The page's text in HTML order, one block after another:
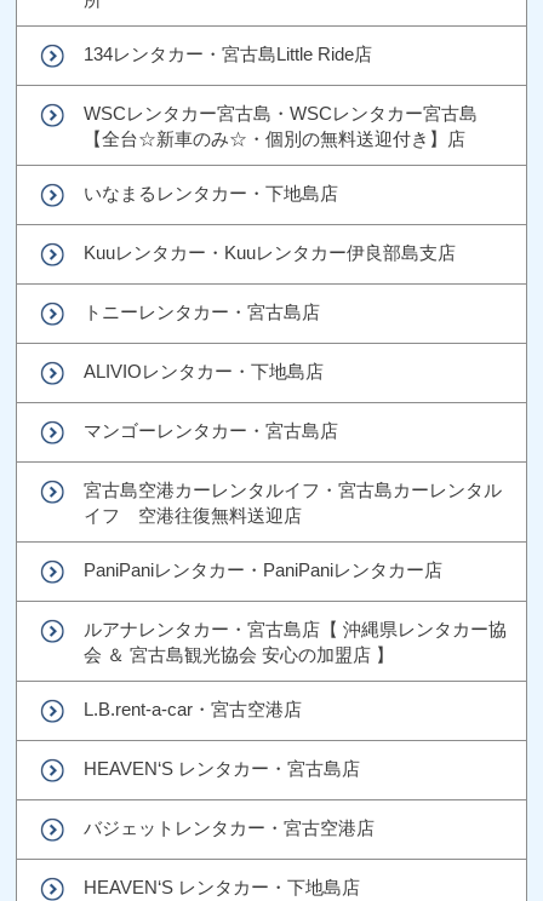
134レンタカー・宮古島Little Ride店
WSCレンタカー宮古島・WSCレンタカー宮古島
【全台☆新車のみ☆・個別の無料送迎付き】店
いなまるレンタカー・下地島店
Kuuレンタカー・Kuuレンタカー伊良部島支店
トニーレンタカー・宮古島店
ALIVIOレンタカー・下地島店
マンゴーレンタカー・宮古島店
宮古島空港カーレンタルイフ・宮古島カーレンタル
イフ 空港往復無料送迎店
PaniPaniレンタカー・PaniPaniレンタカー店
ルアナレンタカー・宮古島店【 沖縄県レンタカー協
会 ＆ 宮古島観光協会 安心の加盟店 】
L.B.rent-a-car・宮古空港店
HEAVEN‘S レンタカー・宮古島店
バジェットレンタカー・宮古空港店
HEAVEN‘S レンタカー・下地島店